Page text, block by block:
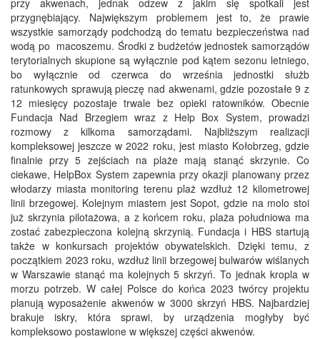
przygnębiający. Największym problemem jest to, że prawie
wszystkie samorządy podchodzą do tematu bezpieczeństwa nad
wodą po macoszemu. Środki z budżetów jednostek samorządów
terytorialnych skupione są wyłącznie pod kątem sezonu letniego,
bo wyłącznie od czerwca do września jednostki służb
ratunkowych sprawują pieczę nad akwenami, gdzie pozostałe 9 z
12 miesięcy pozostaje trwale bez opieki ratowników. Obecnie
Fundacja Nad Brzegiem wraz z Help Box System, prowadzi
rozmowy z kilkoma samorządami. Najbliższym realizacji
kompleksowej jeszcze w 2022 roku, jest miasto Kołobrzeg, gdzie
finalnie przy 5 zejściach na plaże mają stanąć skrzynie. Co
ciekawe, HelpBox System zapewnia przy okazji planowany przez
włodarzy miasta monitoring terenu plaż wzdłuż 12 kilometrowej
linii brzegowej. Kolejnym miastem jest Sopot, gdzie na molo stoi
już skrzynia pilotażowa, a z końcem roku, plaża południowa ma
zostać zabezpieczona kolejną skrzynią. Fundacja i HBS startują
także w konkursach projektów obywatelskich. Dzięki temu, z
początkiem 2023 roku, wzdłuż linii brzegowej bulwarów wiślanych
w Warszawie stanąć ma kolejnych 5 skrzyń. To jednak kropla w
morzu potrzeb. W całej Polsce do końca 2023 twórcy projektu
planują wyposażenie akwenów w 3000 skrzyń HBS. Najbardziej
brakuje iskry, która sprawi, by urządzenia mogłyby być
kompleksowo postawione w większej części akwenów.